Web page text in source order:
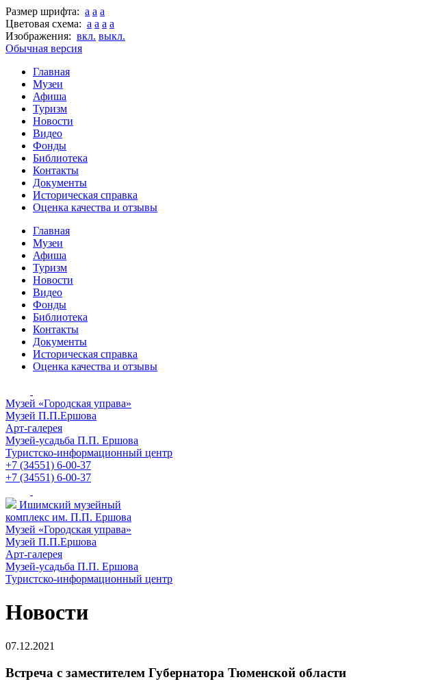
Размер шрифта: a a a
Цветовая схема: a a a a
Изображения: вкл. выкл.
Обычная версия
Главная
Музеи
Афиша
Туризм
Новости
Видео
Фонды
Библиотека
Контакты
Документы
Историческая справка
Оценка качества и отзывы
Главная
Музеи
Афиша
Туризм
Новости
Видео
Фонды
Библиотека
Контакты
Документы
Историческая справка
Оценка качества и отзывы
Музей «Городская управа»
Музей П.П.Ершова
Арт-галерея
Музей-усадьба П.П. Ершова
Туристско-информационный центр
+7 (34551) 6-00-37
+7 (34551) 6-00-37
Ишимский музейный
комплекс им. П.П. Ершова
Музей «Городская управа»
Музей П.П.Ершова
Арт-галерея
Музей-усадьба П.П. Ершова
Туристско-информационный центр
Новости
07.12.2021
Встреча с заместителем Губернатора Тюменской области